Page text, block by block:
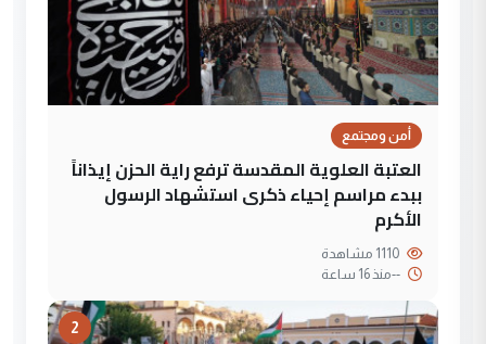
أمن ومجتمع
العتبة العلوية المقدسة ترفع راية الحزن إيذاناً
ببدء مراسم إحياء ذكرى استشهاد الرسول
الأكرم
--منذ 16 ساعة
2